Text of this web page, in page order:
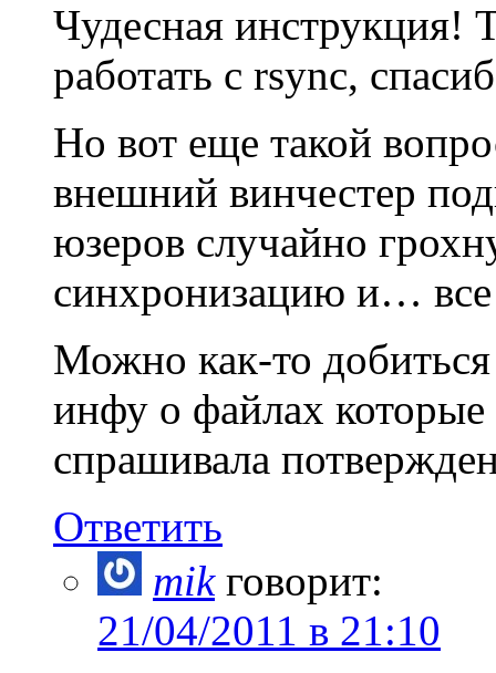
Чудесная инструкция!
работать с rsync,
Но вот еще такой
внешний винчестер
юзеров случайно
синхронизацию и…
Можно как-то
инфу о файлах которые
спрашивала
Ответить
mik говорит:
21/04/2011 в 21:10